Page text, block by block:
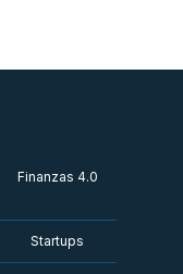
Finanzas 4.0
Startups